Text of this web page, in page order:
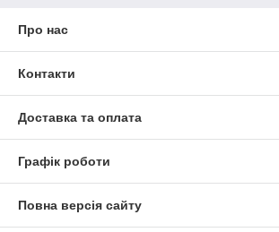
Про нас
Контакти
Доставка та оплата
Графік роботи
Повна версія сайту